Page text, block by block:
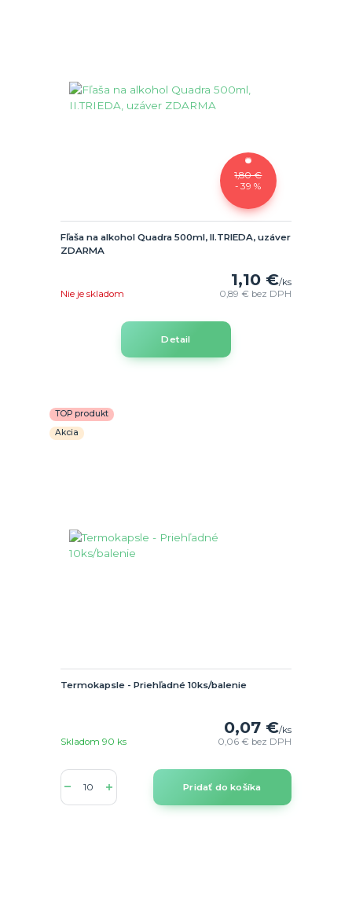
1,80 €
- 39 %
Fľaša na alkohol Quadra 500ml, II.TRIEDA, uzáver
ZDARMA
1,10 €/ks
0,89 € bez DPH
Nie je skladom
Detail
TOP produkt
Akcia
Termokapsle - Priehľadné 10ks/balenie
0,07 €/ks
0,06 € bez DPH
Skladom 90 ks
Pridať do košíka